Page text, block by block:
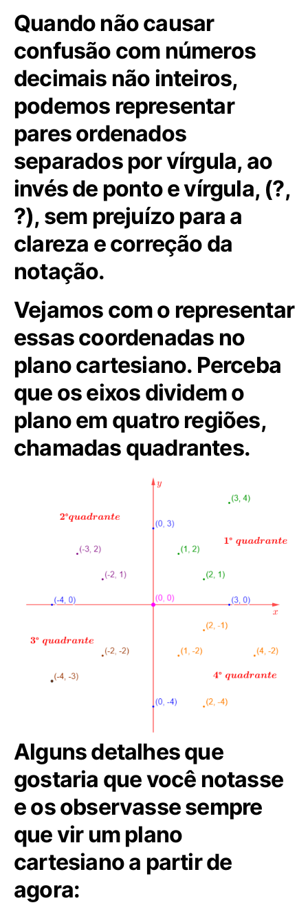
Quando não causar
confusão com números
decimais não inteiros,
podemos representar
pares ordenados
separados por vírgula, ao
invés de ponto e vírgula, (?,
?), sem prejuízo para a
clareza e correção da
notação.
Vejamos com o representar
essas coordenadas no
plano cartesiano. Perceba
que os eixos dividem o
plano em quatro regiões,
chamadas quadrantes.
Alguns detalhes que
gostaria que você notasse
e os observasse sempre
que vir um plano
cartesiano a partir de
agora: